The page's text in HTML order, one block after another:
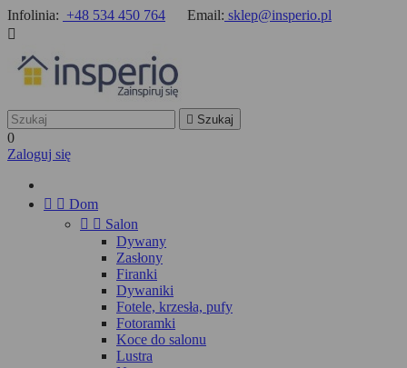
Infolinia: +48 534 450 764 Email: sklep@insperio.pl

 Szukaj
0
Zaloguj się
  Dom
  Salon
Dywany
Zasłony
Firanki
Dywaniki
Fotele, krzesła, pufy
Fotoramki
Koce do salonu
Lustra